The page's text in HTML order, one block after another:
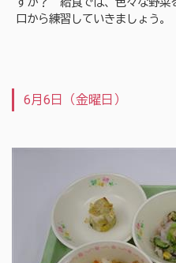
すか？ 給食では、色々な野菜
口から練習していきましょう。
6月6日（金曜日）